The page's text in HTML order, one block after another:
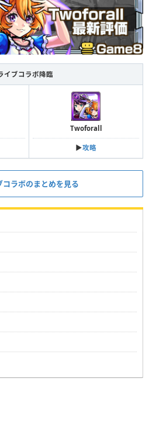
イブコラボ降臨
Twoforall
▶︎攻略
ラボのまとめを見る